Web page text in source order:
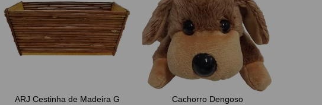
ARJ Cestinha de Madeira G
Cachorro Dengoso